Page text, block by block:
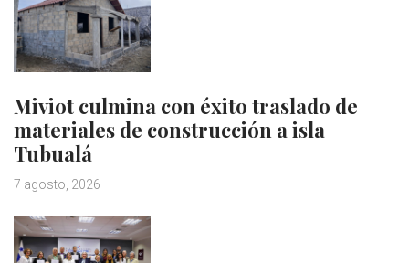
Miviot culmina con éxito traslado de
materiales de construcción a isla
Tubualá
7 agosto, 2026